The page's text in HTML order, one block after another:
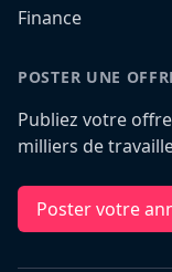
Finance
POSTER UNE
Publiez votre
milliers de
Poster votre